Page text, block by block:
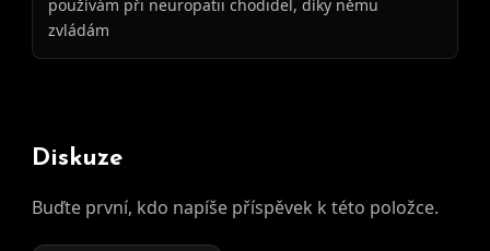
používám při neuropatii chodidel, díky němu
zvládám
Diskuze
Buďte první, kdo napíše příspěvek k této položce.